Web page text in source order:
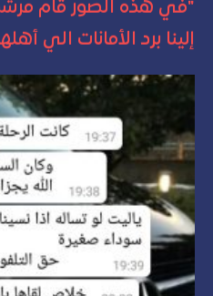
"في هذه الصور قام
إلينا برد الأمانات الي